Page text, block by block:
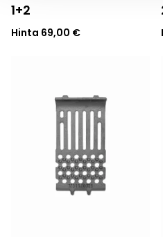
1+2
Hinta 69,00 €